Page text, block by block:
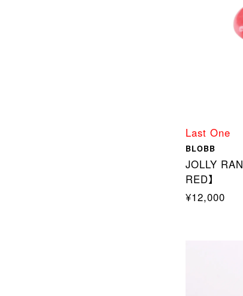
Last One
BLOBB
JOLLY
RED】
¥12,000